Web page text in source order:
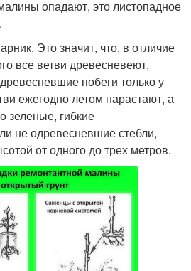
опадают, это листопадное
Это значит, что, в отличие
все ветви древесневеют,
побеги только у
ежегодно летом нарастают, а
зеленые, гибкие
не одревесневшие стебли,
от одного до трех метров.